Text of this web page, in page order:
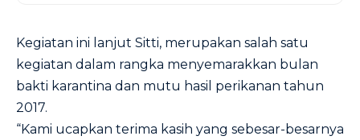
Kegiatan ini lanjut Sitti, merupakan salah satu
kegiatan dalam rangka menyemarakkan bulan
bakti karantina dan mutu hasil perikanan tahun
2017.
“Kami ucapkan terima kasih yang sebesar-besarnya